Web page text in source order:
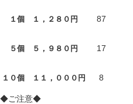
１個 １，２８０円 87
５個 ５，９８０円 17
１０個 １１，０００円 8
◆ご注意◆